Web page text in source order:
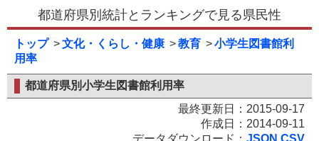
都道府県別統計とランキングで見る県民性
トップ 文化・くらし・健康 教育
小学生図書館利
用率
都道府県別小学生図書館利用率
最終更新日：2015-09-17
作成日：2014-09-11
データダウンロード： JSON CSV